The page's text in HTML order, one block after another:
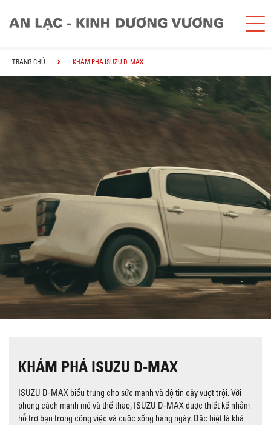
TRANG CHỦ KHÁM PHÁ ISUZU D-MAX
KHÁM PHÁ ISUZU D-MAX
ISUZU D-MAX biểu trưng cho sức mạnh và độ tin cậy vượt trội. Với
phong cách mạnh mẽ và thể thao, ISUZU D-MAX được thiết kế nhằm
hỗ trợ bạn trong công việc và cuộc sống hàng ngày. Đặc biệt là khả